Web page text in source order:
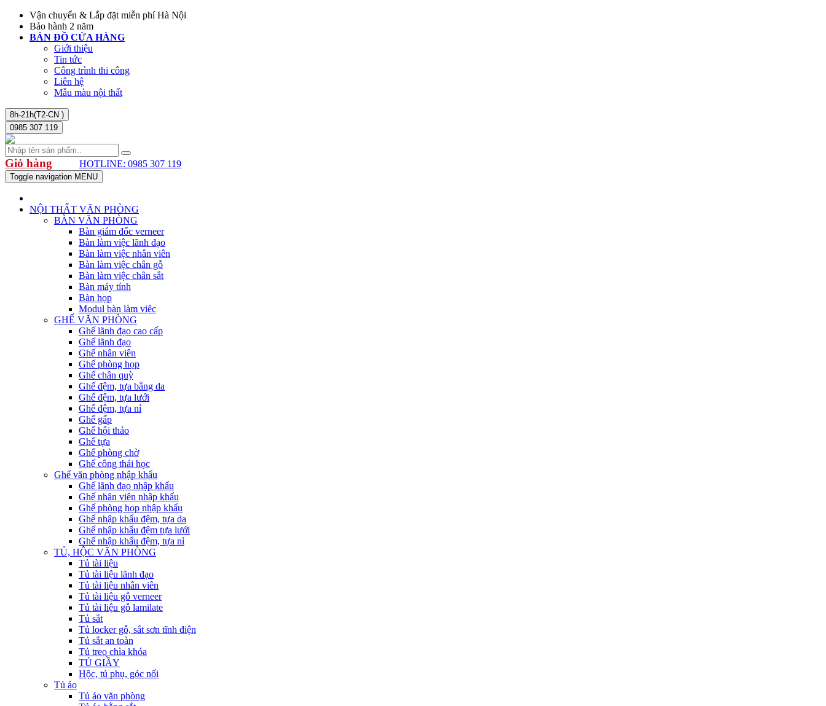
Vận chuyển & Lắp đặt miễn phí Hà Nội
Bảo hành 2 năm
BẢN ĐỒ CỬA HÀNG
Giới thiệu
Tin tức
Công trình thi công
Liên hệ
Mẫu màu nội thất
8h-21h(T2-CN )
0985 307 119
Giỏ hàng HOTLINE: 0985 307 119
Toggle navigation MENU
NỘI THẤT VĂN PHÒNG
BÀN VĂN PHÒNG
Bàn giám đốc verneer
Bàn làm việc lãnh đạo
Bàn làm việc nhân viên
Bàn làm việc chân gỗ
Bàn làm việc chân sắt
Bàn máy tính
Bàn họp
Modul bàn làm việc
GHẾ VĂN PHÒNG
Ghế lãnh đạo cao cấp
Ghế lãnh đạo
Ghế nhân viên
Ghế phòng họp
Ghế chân quỳ
Ghế đệm, tựa bằng da
Ghế đệm, tựa lưới
Ghế đệm, tựa nỉ
Ghế gấp
Ghế hội thảo
Ghế tựa
Ghế phòng chờ
Ghế công thái học
Ghế văn phòng nhập khẩu
Ghế lãnh đạo nhập khẩu
Ghế nhân viên nhập khẩu
Ghế phòng họp nhập khẩu
Ghế nhập khẩu đệm, tựa da
Ghế nhập khẩu đệm tựa lưới
Ghế nhập khẩu đệm, tựa nỉ
TỦ, HỘC VĂN PHÒNG
Tủ tài liệu
Tủ tài liệu lãnh đạo
Tủ tài liệu nhân viên
Tủ tài liệu gỗ verneer
Tủ tài liệu gỗ lamilate
Tủ sắt
Tủ locker gỗ, sắt sơn tĩnh điện
Tủ sắt an toàn
Tủ treo chìa khóa
TỦ GIẦY
Hộc, tủ phụ, góc nối
Tủ áo
Tủ áo văn phòng